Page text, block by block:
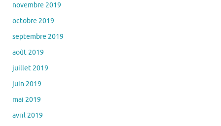
novembre 2019
octobre 2019
septembre 2019
août 2019
juillet 2019
juin 2019
mai 2019
avril 2019